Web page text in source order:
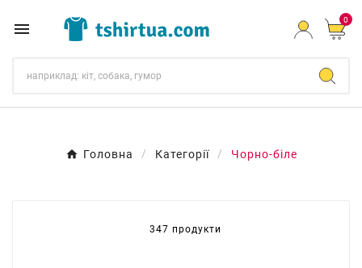
 0
Головна Категорії Чорно-біле
347 продукти